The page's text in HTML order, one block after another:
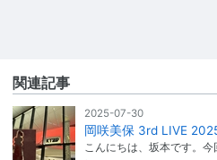
関連記事
2025-07-30
岡咲美保 3rd LIVE
こんにちは、坂本です。